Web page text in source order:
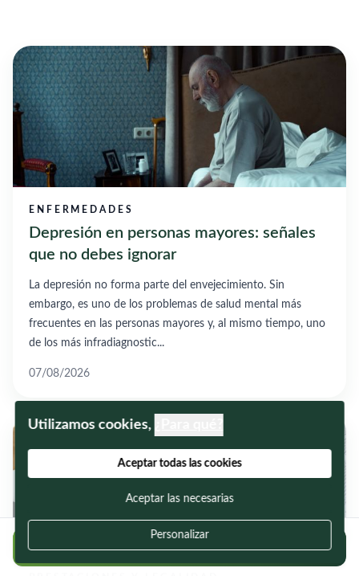
Regístrate gratis y encuentra cuidadores
ENFERMEDADES
Depresión en personas mayores: señales
que no debes ignorar
La depresión no forma parte del envejecimiento. Sin
embargo, es uno de los problemas de salud mental más
frecuentes en las personas mayores y, al mismo tiempo, uno
de los más infradiagnostic...
07/08/2026
Utilizamos cookies,
Aceptar todas las cookies
Aceptar las necesarias
Personalizar